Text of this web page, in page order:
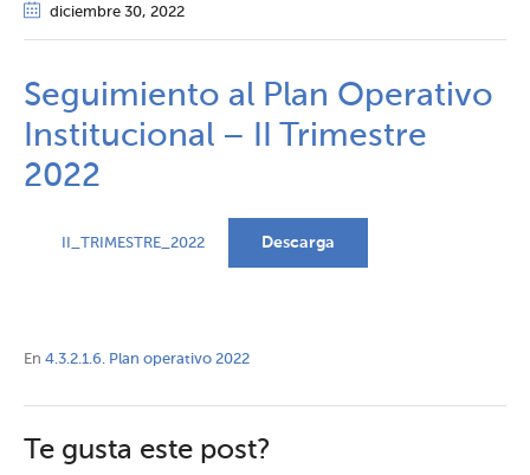
diciembre 30, 2022
Seguimiento al Plan Operativo
Institucional – II Trimestre
2022
II_TRIMESTRE_2022 Descarga
En 4.3.2.1.6. Plan operativo 2022
Te gusta este post?